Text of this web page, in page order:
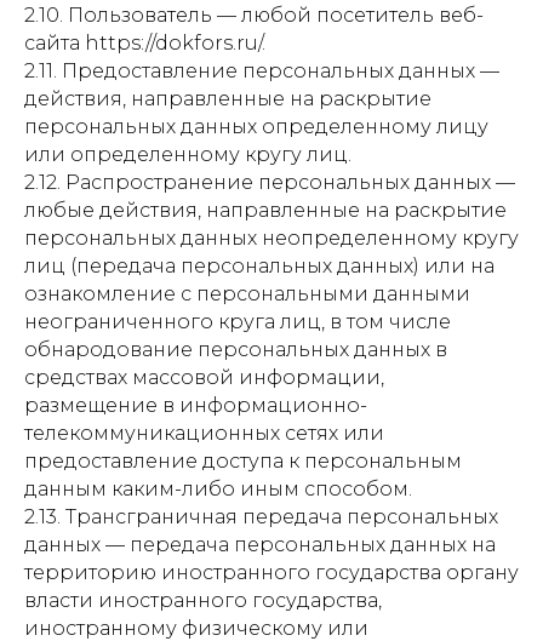
2.10. Пользователь — любой посетитель веб-
сайта https://dokfors.ru/.
2.11. Предоставление персональных данных —
действия, направленные на раскрытие
персональных данных определенному лицу
или определенному кругу лиц.
2.12. Распространение персональных данных —
любые действия, направленные на раскрытие
персональных данных неопределенному кругу
лиц (передача персональных данных) или на
ознакомление с персональными данными
неограниченного круга лиц, в том числе
обнародование персональных данных в
средствах массовой информации,
размещение в информационно-
телекоммуникационных сетях или
предоставление доступа к персональным
данным каким-либо иным способом.
2.13. Трансграничная передача персональных
данных — передача персональных данных на
территорию иностранного государства органу
власти иностранного государства,
иностранному физическому или